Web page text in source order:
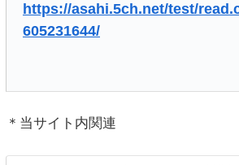
https://asahi.5ch.net/test/
605231644/
＊当サイト内関連